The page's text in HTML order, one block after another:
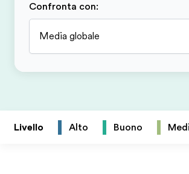
Confronta con:
Media globale
Livello Alto Buono